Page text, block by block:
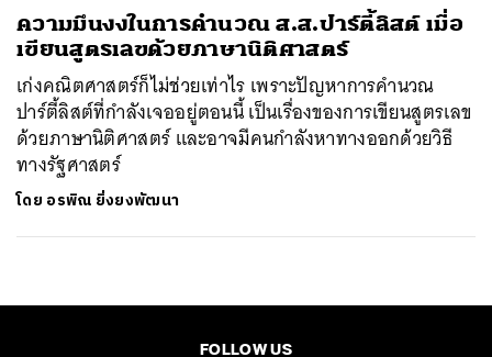
ความมึนงงในการคำนวณ ส.ส.ปาร์ตี้ลิสต์ เมื่อ
เขียนสูตรเลขด้วยภาษานิติศาสตร์
เก่งคณิตศาสตร์ก็ไม่ช่วยเท่าไร เพราะปัญหาการคำนวณ
ปาร์ตี้ลิสต์ที่กำลังเจออยู่ตอนนี้ เป็นเรื่องของการเขียนสูตรเลข
ด้วยภาษานิติศาสตร์ และอาจมีคนกำลังหาทางออกด้วยวิธี
ทางรัฐศาสตร์
โดย อรพิณ ยิ่งยงพัฒนา
FOLLOW US